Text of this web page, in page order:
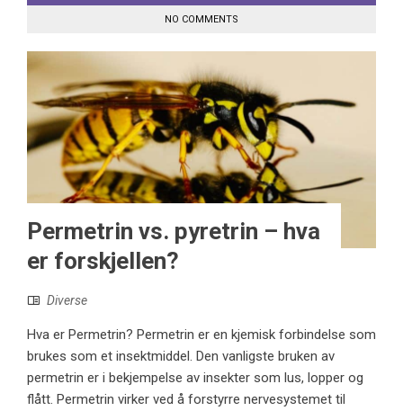
NO COMMENTS
Permetrin vs. pyretrin – hva
er forskjellen?
Diverse
Hva er Permetrin? Permetrin er en kjemisk forbindelse som
brukes som et insektmiddel. Den vanligste bruken av
permetrin er i bekjempelse av insekter som lus, lopper og
flått. Permetrin virker ved å forstyrre nervesystemet til